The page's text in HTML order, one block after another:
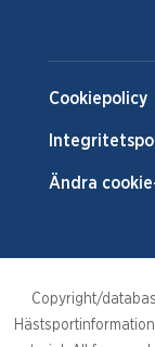
Cookiepolicy
Ändra
Copyright/